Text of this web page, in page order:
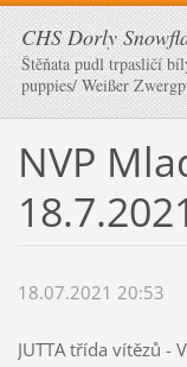
CHS Dorly
Štěňata pudl trpasličí
puppies/ Weißer
NVP
18.7.2021
18.07.2021 20:53
JUTTA třída vítězů -